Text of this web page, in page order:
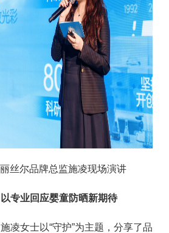
丝尔品牌总监施凌现场演讲
专业回应婴童防晒新期待
凌女士以“守护”为主题，分享了品